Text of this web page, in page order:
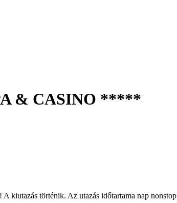
& CASINO *****
történik. Az utazás időtartama nap nonstop